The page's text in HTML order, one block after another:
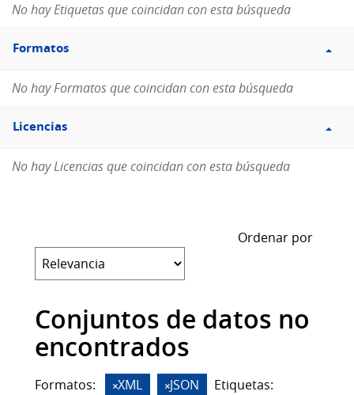
No hay Etiquetas que coincidan con esta búsqueda
Filtro
Formatos
Formatos
No hay Formatos que coincidan con esta búsqueda
Filtro
Licencias
Licencias
No hay Licencias que coincidan con esta búsqueda
Ordenar por
Conjuntos de datos no
encontrados
Formatos: XML JSON
Etiquetas: